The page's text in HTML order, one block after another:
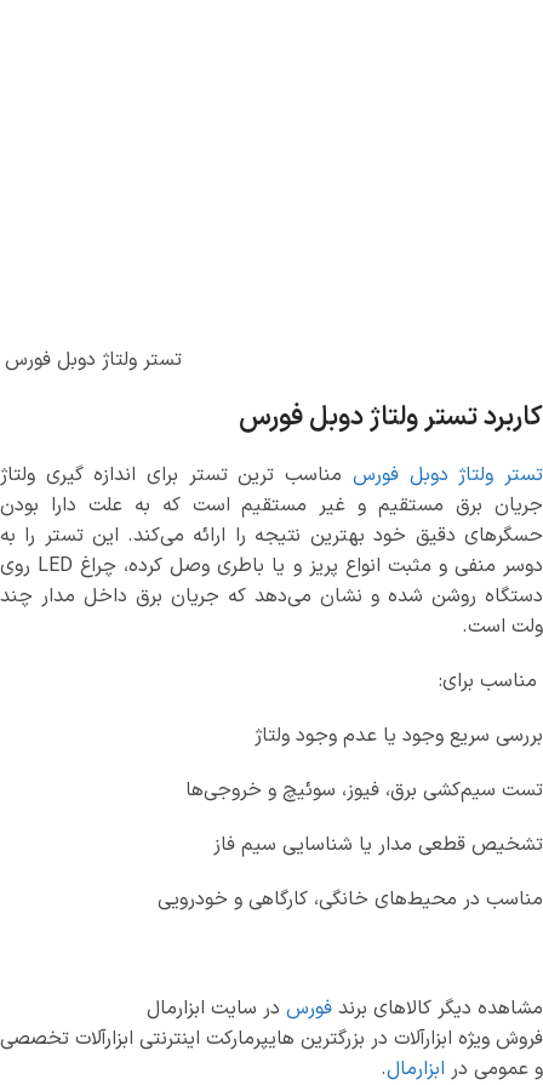
تستر ولتاژ دوبل فورس
کاربرد تستر ولتاژ دوبل فورس
تستر ولتاژ دوبل فورس مناسب ترین تستر برای اندازه گیری ولتاژ
جریان برق مستقیم و غیر مستقیم است که به علت دارا بودن
حسگرهای دقیق خود بهترین نتیجه را ارائه می‌کند. این تستر را به
دوسر منفی و مثبت انواع پریز و یا باطری وصل کرده، چراغ LED روی
دستگاه روشن شده و نشان می‌دهد که جریان برق داخل مدار چند
ولت است.
مناسب برای:
بررسی سریع وجود یا عدم وجود ولتاژ
تست سیم‌کشی برق، فیوز، سوئیچ و خروجی‌ها
تشخیص قطعی مدار یا شناسایی سیم فاز
مناسب در محیط‌های خانگی، کارگاهی و خودرویی
مشاهده دیگر کالاهای برند فورس در سایت ابزارمال
فروش ویژه ابزارآلات در بزرگترین هایپرمارکت اینترنتی ابزارآلات تخصصی
و عمومی در ابزارمال.